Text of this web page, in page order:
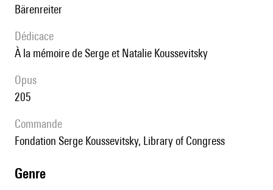
Bärenreiter
Dédicace
à la mémoire de Serge et Natalie Koussevitsky
Opus
205
Commande
Fondation Serge Koussevitsky, Library of Congress
genre